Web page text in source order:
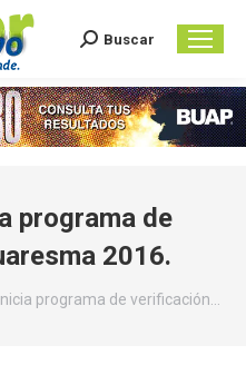
Search:
Buscar
programa de
2016.
programa de verificación…